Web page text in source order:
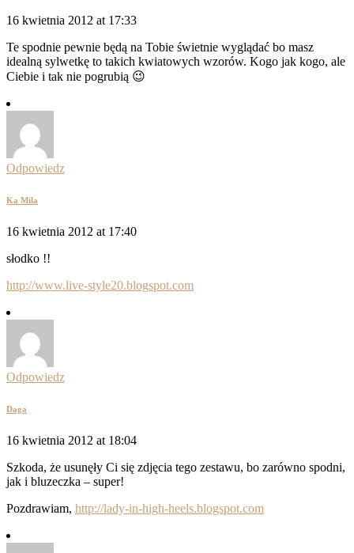
16 kwietnia 2012 at 17:33
Te spodnie pewnie będą na Tobie świetnie wyglądać bo masz
idealną sylwetkę to takich kwiatowych wzorów. Kogo jak kogo, ale
Ciebie i tak nie pogrubią 😉
Odpowiedz
Ka Mila
16 kwietnia 2012 at 17:40
słodko !!
http://www.live-style20.blogspot.com
Odpowiedz
Daga
16 kwietnia 2012 at 18:04
Szkoda, że usunęły Ci się zdjęcia tego zestawu, bo zarówno spodni,
jak i bluzeczka – super!
Pozdrawiam, http://lady-in-high-heels.blogspot.com